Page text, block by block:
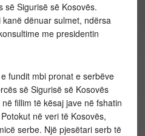
së Sigurisë së Kosovës.
dënuar sulmet, ndërsa
me presidentin
fundit mbi pronat e serbëve
së Sigurisë së Kosovës
fillim të kësaj jave në fshatin
në veri të Kosovës,
serbe. Një pjesëtari serb të